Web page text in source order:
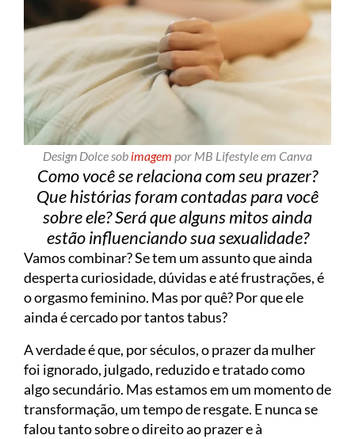
Design Dolce sob imagem por MB Lifestyle em Canva
Como você se relaciona com seu prazer?
Que histórias foram contadas para você
sobre ele? Será que alguns mitos ainda
estão influenciando sua sexualidade?
Vamos combinar? Se tem um assunto que ainda
desperta curiosidade, dúvidas e até frustrações, é
o orgasmo feminino. Mas por quê? Por que ele
ainda é cercado por tantos tabus?
A verdade é que, por séculos, o prazer da mulher
foi ignorado, julgado, reduzido e tratado como
algo secundário. Mas estamos em um momento de
transformação, um tempo de resgate. E nunca se
falou tanto sobre o direito ao prazer e à